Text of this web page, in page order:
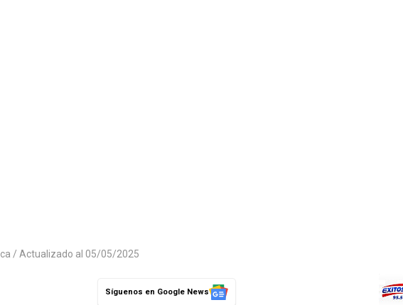
/ Actualizado al 05/05/2025
Síguenos en Google News